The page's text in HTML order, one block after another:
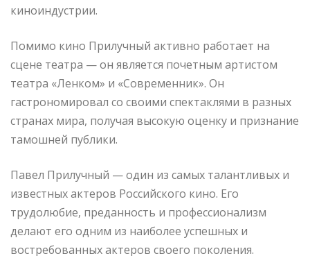
киноиндустрии.
Помимо кино Прилучный активно работает на
сцене театра — он является почетным артистом
театра «Ленком» и «Современник». Он
гастрономировал со своими спектаклями в разных
странах мира, получая высокую оценку и признание
тамошней публики.
Павел Прилучный — один из самых талантливых и
известных актеров Российского кино. Его
трудолюбие, преданность и профессионализм
делают его одним из наиболее успешных и
востребованных актеров своего поколения.